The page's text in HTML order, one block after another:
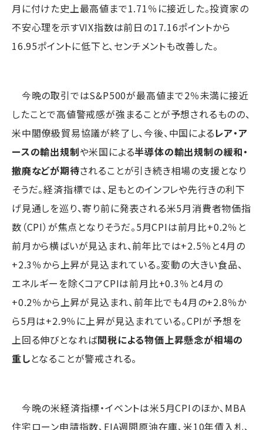
月に付けた史上最高値まで1.71％に接近した。投資家の
不安心理を示すVIX指数は前日の17.16ポイントから
16.95ポイントに低下と、センチメントも改善した。
今晩の取引ではS&P500が最高値まで2％未満に接近
したことで高値警戒感が強まることが予想されるものの、
米中閣僚級貿易協議が終了し、今後、中国によるレア・ア
ースの輸出規制や米国による半導体の輸出規制の緩和・
撤廃などが期待されることが引き続き相場の支援となり
そうだ。経済指標では、足もとのインフレや先行きの利下
げ見通しを巡り、寄り前に発表される米5月消費者物価指
数（CPI）が焦点となりそうだ。5月CPIは前月比+0.2％と
前月から横ばいが見込まれ、前年比では+2.5％と4月の
+2.3％から上昇が見込まれている。変動の大きい食品、
エネルギーを除くコアCPIは前月比+0.3％と4月の
+0.2％から上昇が見込まれ、前年比でも4月の+2.8％か
ら5月は+2.9％に上昇が見込まれている。CPIが予想を
上回る伸びとなれば関税による物価上昇懸念が相場の
重しとなることが警戒される。
今晩の米経済指標・イベントは米5月CPIのほか、MBA
住宅ローン申請指数、EIA週間原油在庫、米10年債入札、